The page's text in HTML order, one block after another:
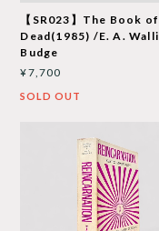
【SR023】The Book
Dead(1985) /E. A.
Budge
¥7,700
SOLD OUT